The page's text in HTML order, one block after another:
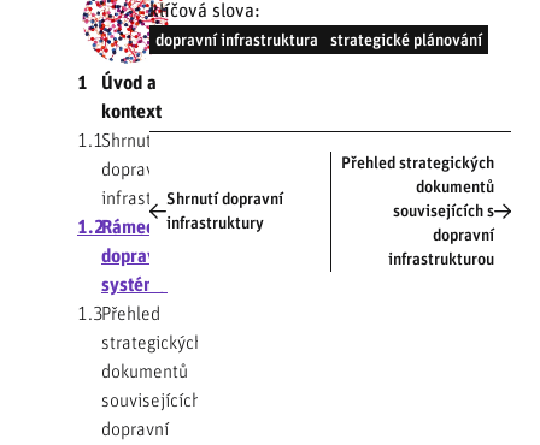
1
Úvod a
kontext
1.1Shrnutí
dopravní
infrastruktury
1.2Rámec
dopravního
systému
1.3Přehled
strategických
dokumentů
souvisejících s
dopravní
klíčová slova:
dopravní infrastruktura strategické plánování
Shrnutí dopravní
infrastruktury
Přehled strategických
dokumentů
souvisejících s
dopravní
infrastrukturou